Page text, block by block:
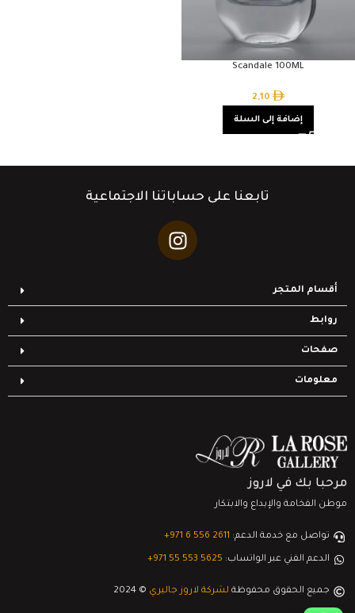
Scandale 100ML
2,10
إضافة إلى السلة
تابعنا على حساباتنا الاجتماعية
أقسام المتجر
روابط
صفحات
معلومات
مرحبا بك في لاروز
موطن الفخامة والإبداع والابتكار
تواصل مع خدمة الدعم: ‎+971 6 556 2611
الدعم الفني عبر الواتساب: ‎+971 55 553 5625
جميع الحقوق محفوظة لشركة لاروز جاليري © 2024